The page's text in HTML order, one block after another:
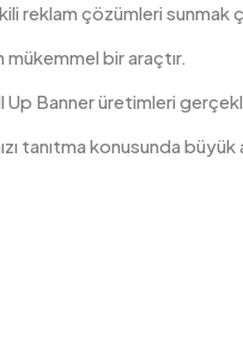
reklam çözümleri sunmak
bir araçtır.
Up Banner üretimleri
tanıtma konusunda